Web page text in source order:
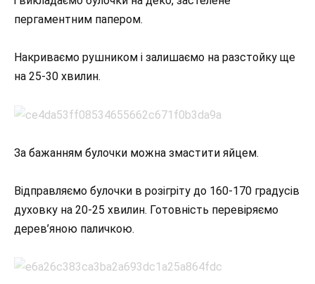
пергаментним папером.
Накриваємо рушником і залишаємо на разстойку ще
на 25-30 хвилин.
За бажанням булочки можна змастити яйцем.
Відправляємо булочки в розігріту до 160-170 градусів
духовку на 20-25 хвилин. Готовність перевіряємо
дерев’яною паличкою.